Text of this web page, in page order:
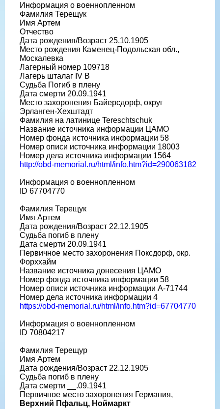
Информация о военнопленном
Фамилия Терещук
Имя Артем
Отчество
Дата рождения/Возраст 25.10.1905
Место рождения Каменец-Подольская обл.,
Москалевка
Лагерный номер 109718
Лагерь шталаг IV B
Судьба Погиб в плену
Дата смерти 20.09.1941
Место захоронения Байерсдорф, округ
Эрланген-Хехштадт
Фамилия на латинице Tereschtschuk
Название источника информации ЦАМО
Номер фонда источника информации 58
Номер описи источника информации 18003
Номер дела источника информации 1564
http://obd-memorial.ru/html/info.htm?id=290063182
Информация о военнопленном
ID 67704770
Фамилия Терещук
Имя Артем
Дата рождения/Возраст 22.12.1905
Судьба погиб в плену
Дата смерти 20.09.1941
Первичное место захоронения Поксдорф, окр.
Форххайм
Название источника донесения ЦАМО
Номер фонда источника информации 58
Номер описи источника информации A-71744
Номер дела источника информации 4
https://obd-memorial.ru/html/info.htm?id=67704770
Информация о военнопленном
ID 70804217
Фамилия Терещур
Имя Артем
Дата рождения/Возраст 22.12.1905
Судьба погиб в плену
Дата смерти __.09.1941
Первичное место захоронения Германия,
Верхний Пфальц, Ноймаркт